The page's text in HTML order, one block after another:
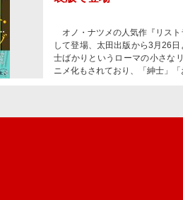
オノ・ナツメの人気作『リスト
して登場、太田出版から3月26
士ばかりというローマの小さな
ニメ化もされており、「紳士」「